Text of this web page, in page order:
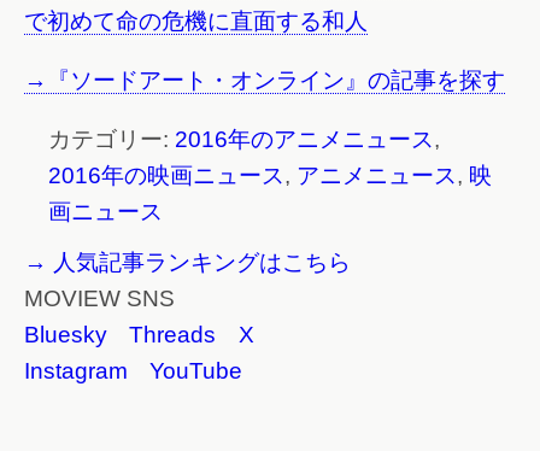
で初めて命の危機に直面する和人
→『ソードアート・オンライン』の記事を探す
カテゴリー: 2016年のアニメニュース,
2016年の映画ニュース, アニメニュース, 映
画ニュース
→ 人気記事ランキングはこちら
MOVIEW SNS
Bluesky
Threads
X
Instagram
YouTube